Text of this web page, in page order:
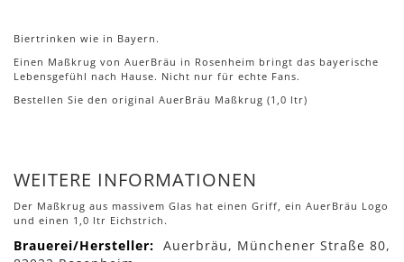
Biertrinken wie in Bayern.
Einen Maßkrug von AuerBräu in Rosenheim bringt das bayerische
Lebensgefühl nach Hause. Nicht nur für echte Fans.
Bestellen Sie den original AuerBräu Maßkrug (1,0 ltr)
WEITERE INFORMATIONEN
Der Maßkrug aus massivem Glas hat einen Griff, ein AuerBräu Logo
und einen 1,0 ltr Eichstrich.
Mehr
Auerbräu, Münchener Straße 80,